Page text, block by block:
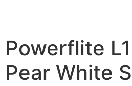
Powerflite
Pear White